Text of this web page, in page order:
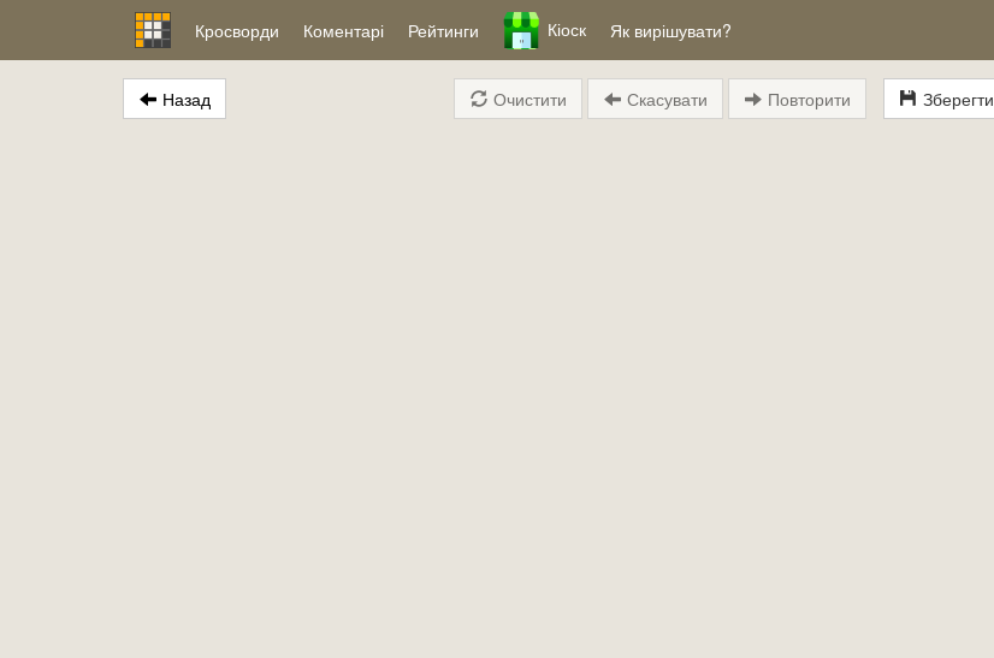
Кросворди Коментарі Рейтинги Кіоск Як вирішувати?
Назад Зберегти
Очистити Скасувати Повторити